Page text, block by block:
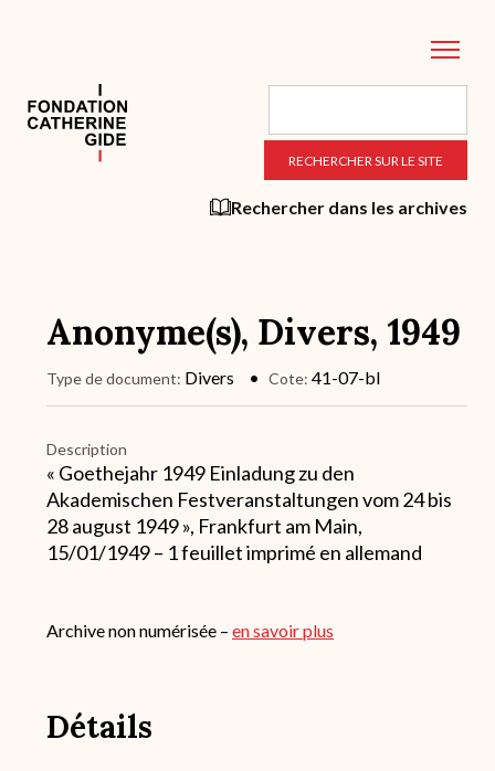
principal
Rechercher dans les archives
Anonyme(s), Divers, 1949
Type de document Divers Cote 41-07-bl
Description
« Goethejahr 1949 Einladung zu den
Akademischen Festveranstaltungen vom 24 bis
28 august 1949 », Frankfurt am Main,
15/01/1949 – 1 feuillet imprimé en allemand
Archive non numérisée – en savoir plus
Détails